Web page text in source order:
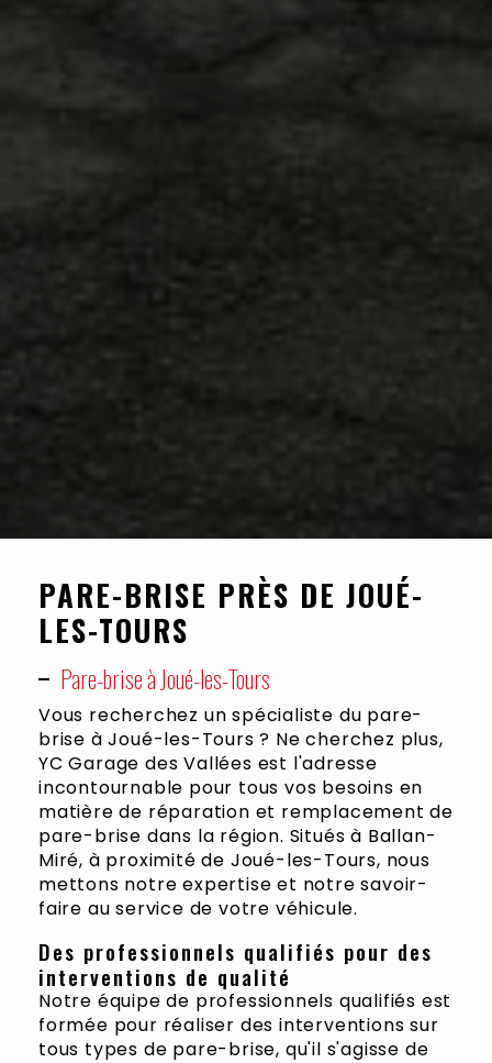
PARE-BRISE PRÈS DE JOUÉ-
LES-TOURS
Pare-brise à Joué-les-Tours
Vous recherchez un spécialiste du pare-
brise à Joué-les-Tours ? Ne cherchez plus,
YC Garage des Vallées est l'adresse
incontournable pour tous vos besoins en
matière de réparation et remplacement de
pare-brise dans la région. Situés à Ballan-
Miré, à proximité de Joué-les-Tours, nous
mettons notre expertise et notre savoir-
faire au service de votre véhicule.
Des professionnels qualifiés pour des
interventions de qualité
Notre équipe de professionnels qualifiés est
formée pour réaliser des interventions sur
tous types de pare-brise, qu'il s'agisse de